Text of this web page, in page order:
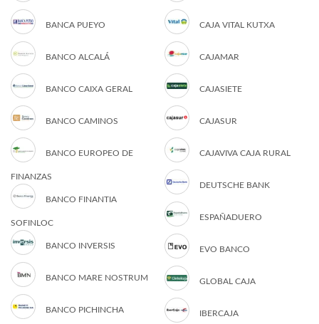
BANCA PUEYO
BANCO ALCALÁ
BANCO CAIXA GERAL
BANCO CAMINOS
BANCO EUROPEO DE
FINANZAS
BANCO FINANTIA
SOFINLOC
BANCO INVERSIS
BANCO MARE NOSTRUM
BANCO PICHINCHA
CAJA VITAL KUTXA
CAJAMAR
CAJASIETE
CAJASUR
CAJAVIVA CAJA RURAL
DEUTSCHE BANK
ESPAÑADUERO
EVO BANCO
GLOBAL CAJA
IBERCAJA